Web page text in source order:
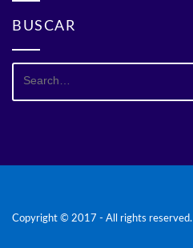
BUSCAR
Search
Copyright © 2017 - All rights reserved.